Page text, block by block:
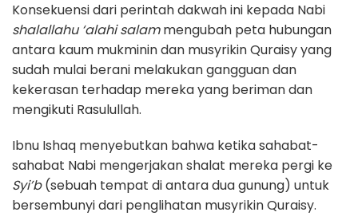
Konsekuensi dari perintah dakwah ini kepada Nabi
shalallahu ‘alahi salammengubah peta hubungan
antara kaum mukminin dan musyrikin Quraisy yang
sudah mulai berani melakukan gangguan dan
kekerasan terhadap mereka yang beriman dan
mengikuti Rasulullah.
Ibnu Ishaq menyebutkan bahwa ketika sahabat-
sahabat Nabi mengerjakan shalat mereka pergi ke
Syi’b(sebuah tempat di antara dua gunung) untuk
bersembunyi dari penglihatan musyrikin Quraisy.